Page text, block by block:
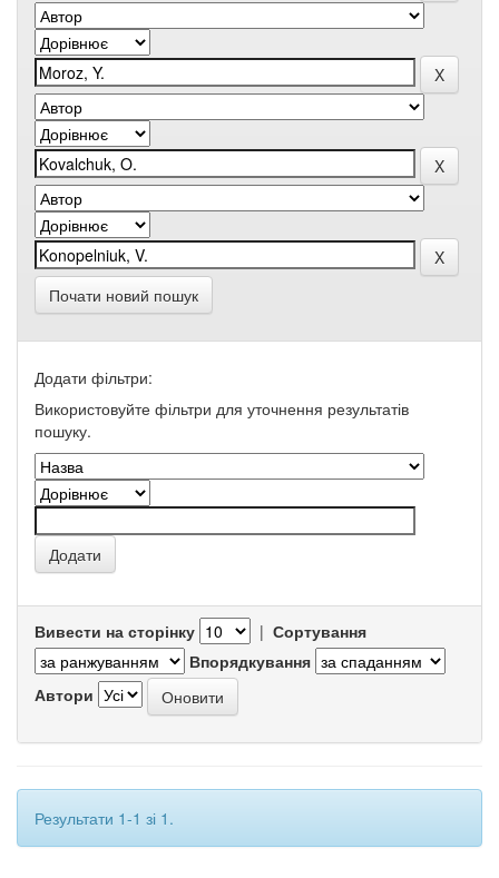
Почати новий пошук
Додати фільтри:
Використовуйте фільтри для уточнення результатів
пошуку.
Вивести на сторінку | Сортування
Впорядкування
Автори
Результати 1-1 зі 1.